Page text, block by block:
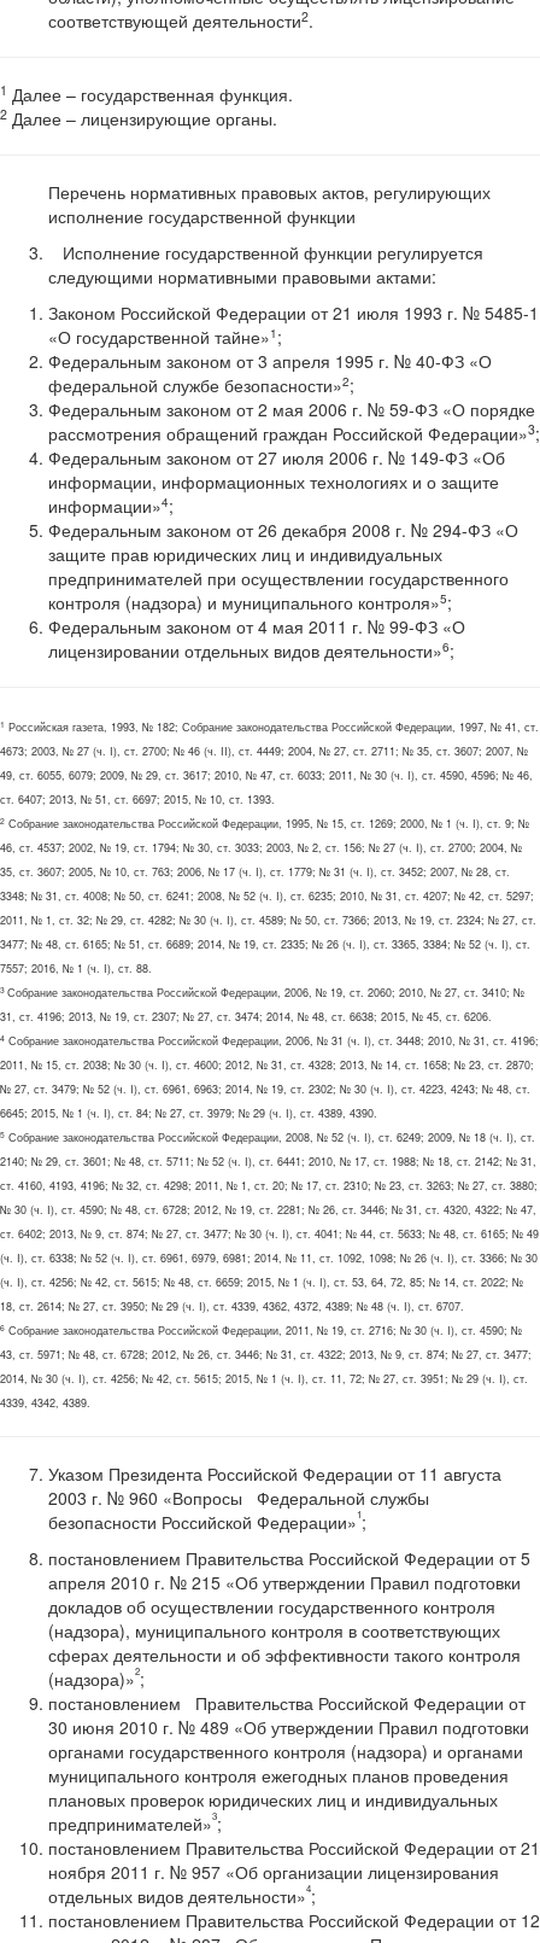
соответствующей деятельности2.
1 Далее – государственная функция.
2 Далее – лицензирующие органы.
Перечень нормативных правовых актов, регулирующих
исполнение государственной функции
Исполнение государственной функции регулируется
следующими нормативными правовыми актами:
Законом Российской Федерации от 21 июля 1993 г. № 5485-1
«О государственной тайне»1 ;
Федеральным законом от 3 апреля 1995 г. № 40-ФЗ «О
федеральной службе безопасности»2;
Федеральным законом от 2 мая 2006 г. № 59-ФЗ «О порядке
рассмотрения обращений граждан Российской Федерации»3;
Федеральным законом от 27 июля 2006 г. № 149-ФЗ «Об
информации, информационных технологиях и о защите
информации»4;
Федеральным законом от 26 декабря 2008 г. № 294-ФЗ «О
защите прав юридических лиц и индивидуальных
предпринимателей при осуществлении государственного
контроля (надзора) и муниципального контроля»5;
Федеральным законом от 4 мая 2011 г. № 99-ФЗ «О
лицензировании отдельных видов деятельности»6;
1 Российская газета, 1993, № 182; Собрание законодательства Российской Федерации, 1997, № 41, ст.
4673; 2003, № 27 (ч. I), ст. 2700; № 46 (ч. II), ст. 4449; 2004, № 27, ст. 2711; № 35, ст. 3607; 2007, №
49, ст. 6055, 6079; 2009, № 29, ст. 3617; 2010, № 47, ст. 6033; 2011, № 30 (ч. I), ст. 4590, 4596; № 46,
ст. 6407; 2013, № 51, ст. 6697; 2015, № 10, ст. 1393.
2 Собрание законодательства Российской Федерации, 1995, № 15, ст. 1269; 2000, № 1 (ч. I), ст. 9; №
46, ст. 4537; 2002, № 19, ст. 1794; № 30, ст. 3033; 2003, № 2, ст. 156; № 27 (ч. I), ст. 2700; 2004, №
35, ст. 3607; 2005, № 10, ст. 763; 2006, № 17 (ч. I), ст. 1779; № 31 (ч. I), ст. 3452; 2007, № 28, ст.
3348; № 31, ст. 4008; № 50, ст. 6241; 2008, № 52 (ч. I), ст. 6235; 2010, № 31, ст. 4207; № 42, ст. 5297;
2011, № 1, ст. 32; № 29, ст. 4282; № 30 (ч. I), ст. 4589; № 50, ст. 7366; 2013, № 19, ст. 2324; № 27, ст.
3477; № 48, ст. 6165; № 51, ст. 6689; 2014, № 19, ст. 2335; № 26 (ч. I), ст. 3365, 3384; № 52 (ч. I), ст.
7557; 2016, № 1 (ч. I), ст. 88.
3 Собрание законодательства Российской Федерации, 2006, № 19, ст. 2060; 2010, № 27, ст. 3410; №
31, ст. 4196; 2013, № 19, ст. 2307; № 27, ст. 3474; 2014, № 48, ст. 6638; 2015, № 45, ст. 6206.
4 Собрание законодательства Российской Федерации, 2006, № 31 (ч. I), ст. 3448; 2010, № 31, ст. 4196;
2011, № 15, ст. 2038; № 30 (ч. I), ст. 4600; 2012, № 31, ст. 4328; 2013, № 14, ст. 1658; № 23, ст. 2870;
№ 27, ст. 3479; № 52 (ч. I), ст. 6961, 6963; 2014, № 19, ст. 2302; № 30 (ч. I), ст. 4223, 4243; № 48, ст.
6645; 2015, № 1 (ч. I), ст. 84; № 27, ст. 3979; № 29 (ч. I), ст. 4389, 4390.
5 Собрание законодательства Российской Федерации, 2008, № 52 (ч. I), ст. 6249; 2009, № 18 (ч. I), ст.
2140; № 29, ст. 3601; № 48, ст. 5711; № 52 (ч. I), ст. 6441; 2010, № 17, ст. 1988; № 18, ст. 2142; № 31,
ст. 4160, 4193, 4196; № 32, ст. 4298; 2011, № 1, ст. 20; № 17, ст. 2310; № 23, ст. 3263; № 27, ст. 3880;
№ 30 (ч. I), ст. 4590; № 48, ст. 6728; 2012, № 19, ст. 2281; № 26, ст. 3446; № 31, ст. 4320, 4322; № 47,
ст. 6402; 2013, № 9, ст. 874; № 27, ст. 3477; № 30 (ч. I), ст. 4041; № 44, ст. 5633; № 48, ст. 6165; № 49
(ч. I), ст. 6338; № 52 (ч. I), ст. 6961, 6979, 6981; 2014, № 11, ст. 1092, 1098; № 26 (ч. I), ст. 3366; № 30
(ч. I), ст. 4256; № 42, ст. 5615; № 48, ст. 6659; 2015, № 1 (ч. I), ст. 53, 64, 72, 85; № 14, ст. 2022; №
18, ст. 2614; № 27, ст. 3950; № 29 (ч. I), ст. 4339, 4362, 4372, 4389; № 48 (ч. I), ст. 6707.
6 Собрание законодательства Российской Федерации, 2011, № 19, ст. 2716; № 30 (ч. I), ст. 4590; №
43, ст. 5971; № 48, ст. 6728; 2012, № 26, ст. 3446; № 31, ст. 4322; 2013, № 9, ст. 874; № 27, ст. 3477;
2014, № 30 (ч. I), ст. 4256; № 42, ст. 5615; 2015, № 1 (ч. I), ст. 11, 72; № 27, ст. 3951; № 29 (ч. I), ст.
4339, 4342, 4389.
Указом Президента Российской Федерации от 11 августа
2003 г. № 960 «Вопросы Федеральной службы
безопасности Российской Федерации»1;
постановлением Правительства Российской Федерации от 5
апреля 2010 г. № 215 «Об утверждении Правил подготовки
докладов об осуществлении государственного контроля
(надзора), муниципального контроля в соответствующих
сферах деятельности и об эффективности такого контроля
(надзора)»2;
постановлением Правительства Российской Федерации от
30 июня 2010 г. № 489 «Об утверждении Правил подготовки
органами государственного контроля (надзора) и органами
муниципального контроля ежегодных планов проведения
плановых проверок юридических лиц и индивидуальных
предпринимателей»3;
постановлением Правительства Российской Федерации от 21
ноября 2011 г. № 957 «Об организации лицензирования
отдельных видов деятельности»4;
постановлением Правительства Российской Федерации от 12